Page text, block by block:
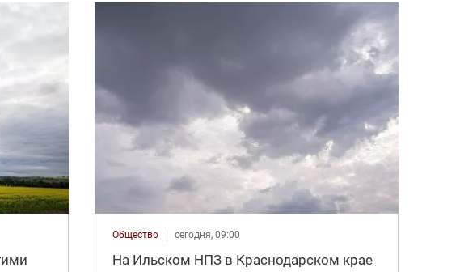
Общество сегодня, 09:00
На Ильском НПЗ в Краснодарском крае